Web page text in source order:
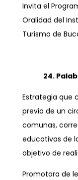
Invita el
Oralidad del
Turismo de
24.
Estrategia que
previo de un
comunas,
educativas de
objetivo de
Promotora de